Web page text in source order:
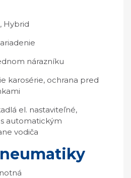
Hybrid
nárazníku
karosérie, ochrana pred
el. nastaviteľné,
automatickým
vodiča